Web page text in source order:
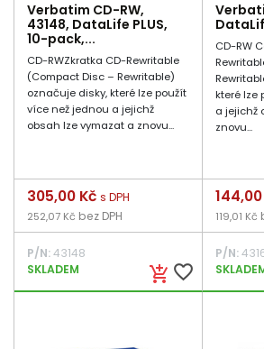
Verbatim CD-RW,
43148, DataLife PLUS,
10-pack,...
CD-RWZkratka CD-Rewritable
(Compact Disc – Rewritable)
označuje disky, které lze použít
více než jednou a jejichž
obsah lze vymazat a znovu...
add_shopping_cart favorite_border
Cena
305,00 Kč s DPH
252,07 Kč bez DPH
P/N:43148
SKLADEM
CD-RW
které lze
a jejichž
znovu...
Cena
119,01 Kč
P/N: